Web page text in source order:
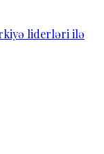
liderləri ilə